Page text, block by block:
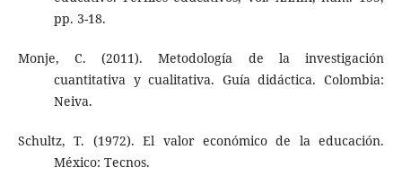
pp. 3-18.
Monje, C. (2011). Metodología de la investigación
cuantitativa y cualitativa. Guía didáctica. Colombia:
Neiva.
Schultz, T. (1972). El valor económico de la educación.
México: Tecnos.